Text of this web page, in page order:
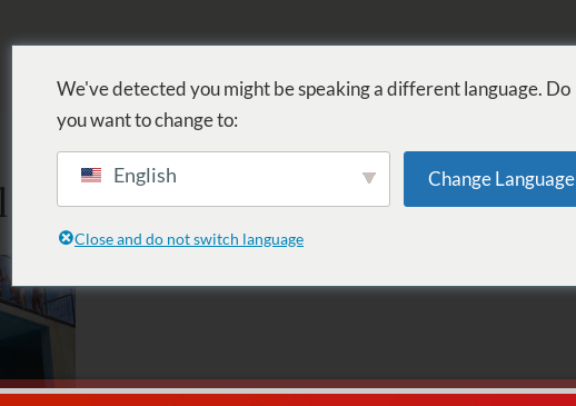
ugrótorony
We've detected you might be speaking a different language. Do
you want to change to:
English Change Language
Close and do not switch language